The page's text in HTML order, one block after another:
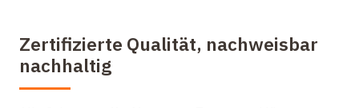
Zertifizierte Qualität, nachweisbar
nachhaltig